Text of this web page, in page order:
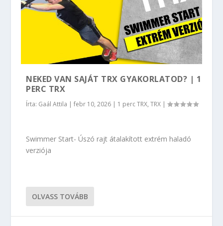
NEKED VAN SAJÁT TRX GYAKORLATOD? | 1
PERC TRX
Írta: Gaál Attila |febr 10, 2026 | 1 perc TRX,TRX |
Swimmer Start- Úszó rajt átalakított extrém haladó
verziója
OLVASS TOVÁBB